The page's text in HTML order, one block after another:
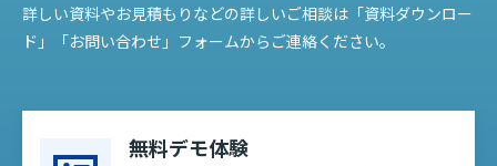
詳しい資料やお見積もりなどの詳しいご相談は「資料ダウンロー
ド」「お問い合わせ」フォームからご連絡ください。
無料デモ体験